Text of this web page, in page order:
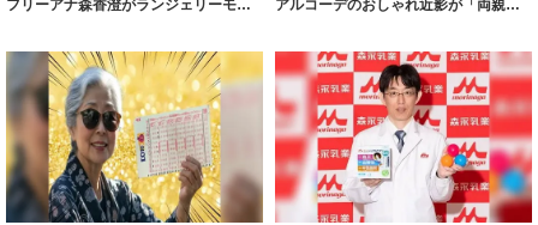
フリーアナ森香澄がランジェリーモデ
アルコーデのおしゃれ近影が「両親の